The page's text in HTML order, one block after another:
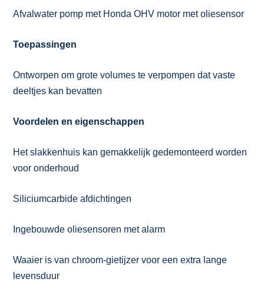
Afvalwater pomp met Honda OHV motor met oliesensor
Toepassingen
Ontworpen om grote volumes te verpompen dat vaste
deeltjes kan bevatten
Voordelen en eigenschappen
Het slakkenhuis kan gemakkelijk gedemonteerd worden
voor onderhoud
Siliciumcarbide afdichtingen
Ingebouwde oliesensoren met alarm
Waaier is van chroom-gietijzer voor een extra lange
levensduur